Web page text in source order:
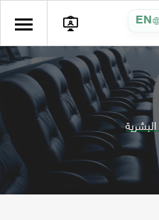
EN
البشرية